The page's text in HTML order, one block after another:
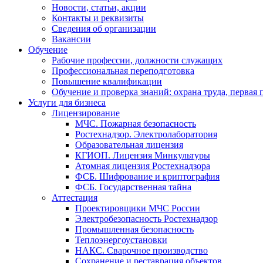
Новости, статьи, акции
Контакты и реквизиты
Сведения об организации
Вакансии
Обучение
Рабочие профессии, должности служащих
Профессиональная переподготовка
Повышение квалификации
Обучение и проверка знаний: охрана труда,
Услуги для бизнеса
Лицензирование
МЧС. Пожарная безопасность
Ростехнадзор. Электролаборатория
Образовательная лицензия
КГИОП. Лицензия Минкультуры
Атомная лицензия Ростехнадзора
ФСБ. Шифрование и криптография
ФСБ. Государственная тайна
Аттестация
Проектировщики МЧС России
Электробезопасность Ростехнадзор
Промышленная безопасность
Теплоэнергоустановки
НАКС. Сварочное производство
Сохранение и реставрация объектов